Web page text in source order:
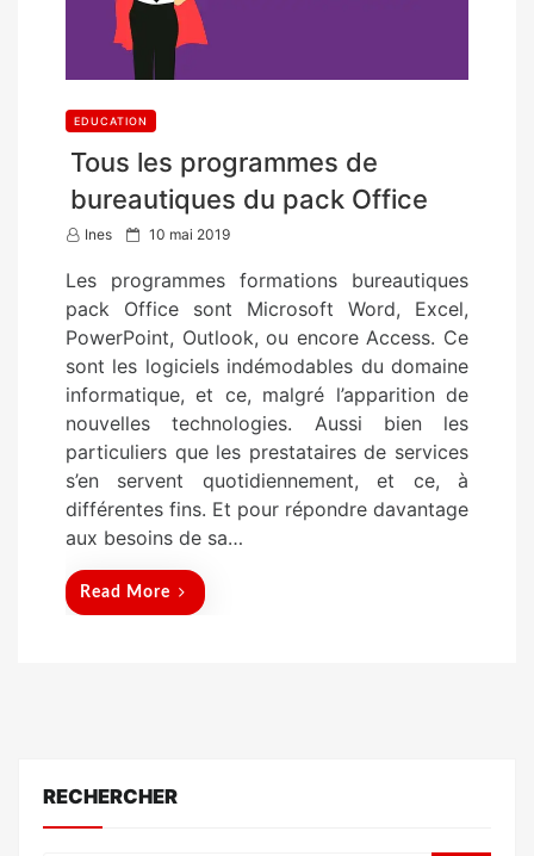
EDUCATION
Tous les programmes de
bureautiques du pack Office
Ines
P
s
t
e
o
n
10 mai 2019
Les programmes formations bureautiques
pack Office sont Microsoft Word, Excel,
PowerPoint, Outlook, ou encore Access. Ce
sont les logiciels indémodables du domaine
informatique, et ce, malgré l’apparition de
nouvelles technologies. Aussi bien les
particuliers que les prestataires de services
s’en servent quotidiennement, et ce, à
différentes fins. Et pour répondre davantage
aux besoins de sa…
Read More
RECHERCHER